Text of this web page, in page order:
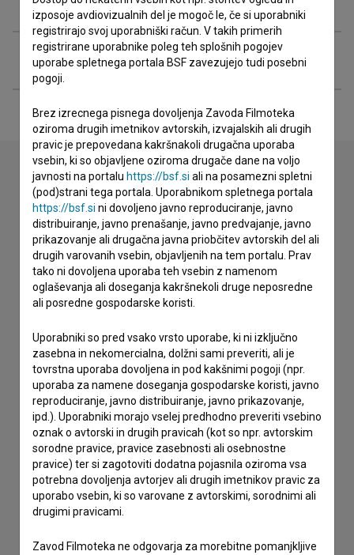
Razširjeni podatki
Stik z uredništvom
Spoštovani, s pomočjo spodnjega obrazca lahko stopite v
stik z uredništvom Baze slovenskih filmov. Veseli bomo vaših
odzivov.
imam vprašanje
želim dodati podatke
drugo
izposoje avdiovizualnih del je mogoč le, če si uporabniki
registrirajo svoj uporabniški račun. V takih primerih
registrirane uporabnike poleg teh splošnih pogojev
uporabe spletnega portala BSF zavezujejo tudi posebni
pogoji.
Brez izrecnega pisnega dovoljenja Zavoda Filmoteka
oziroma drugih imetnikov avtorskih, izvajalskih ali drugih
pravic je prepovedana kakršnakoli drugačna uporaba
vsebin, ki so objavljene oziroma drugače dane na voljo
javnosti na portalu https://bsf.si ali na posamezni spletni
(pod)strani tega portala. Uporabnikom spletnega portala
https://bsf.si ni dovoljeno javno reproduciranje, javno
distribuiranje, javno prenašanje, javno predvajanje, javno
prikazovanje ali drugačna javna priobčitev avtorskih del ali
drugih varovanih vsebin, objavljenih na tem portalu. Prav
tako ni dovoljena uporaba teh vsebin z namenom
oglaševanja ali doseganja kakršnekoli druge neposredne
ali posredne gospodarske koristi.
Uporabniki so pred vsako vrsto uporabe, ki ni izključno
zasebna in nekomercialna, dolžni sami preveriti, ali je
tovrstna uporaba dovoljena in pod kakšnimi pogoji (npr.
uporaba za namene doseganja gospodarske koristi, javno
reproduciranje, javno distribuiranje, javno prikazovanje,
ipd.). Uporabniki morajo vselej predhodno preveriti vsebino
oznak o avtorski in drugih pravicah (kot so npr. avtorskim
sorodne pravice, pravice zasebnosti ali osebnostne
pravice) ter si zagotoviti dodatna pojasnila oziroma vsa
potrebna dovoljenja avtorjev ali drugih imetnikov pravic za
uporabo vsebin, ki so varovane z avtorskimi, sorodnimi ali
drugimi pravicami.
Zavod Filmoteka ne odgovarja za morebitne pomanjkljive